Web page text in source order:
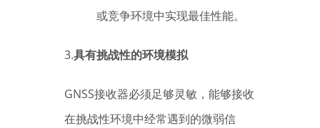
或竞争环境中实现最佳性能。
3.具有挑战性的环境模拟
GNSS接收器必须足够灵敏，能够接收
在挑战性环境中经常遇到的微弱信